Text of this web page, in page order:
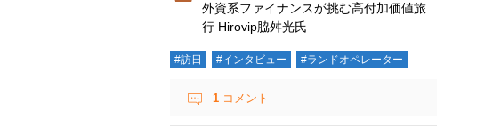
外資系ファイナンスが挑む高付加価値旅
行 Hirovip脇舛光氏
#訪日 #インタビュー #ランドオペレーター
1 コメント